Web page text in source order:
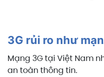
3G rủi ro như
Mạng 3G tại Việt Nam
an toàn thông tin.